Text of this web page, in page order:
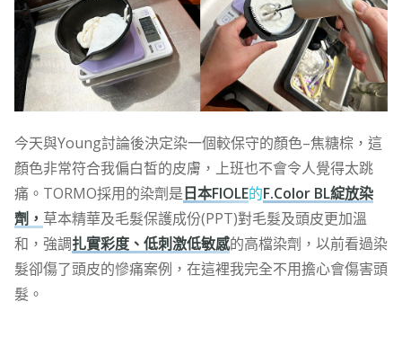
今天與Young討論後決定染一個較保守的顏色–焦糖棕，這
顏色非常符合我偏白皙的皮膚，上班也不會令人覺得太跳
痛。TORMO採用的染劑是日本FIOLE的F.Color BL綻放染
劑， 草本精華及毛髮保護成份(PPT)對毛髮及頭皮更加溫
和，強調扎實彩度、低刺激低敏感的高檔染劑，以前看過染
髮卻傷了頭皮的慘痛案例，在這裡我完全不用擔心會傷害頭
髮。